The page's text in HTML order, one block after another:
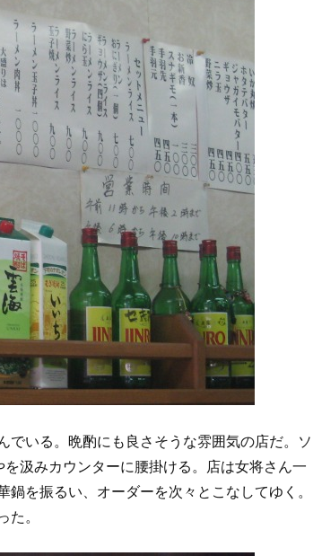
いる。晩酌にも良さそうな雰囲気の店だ。ソ
汲みカウンターに腰掛ける。店は女将さん一
を振るい、オーダーを次々とこなしてゆく。
。